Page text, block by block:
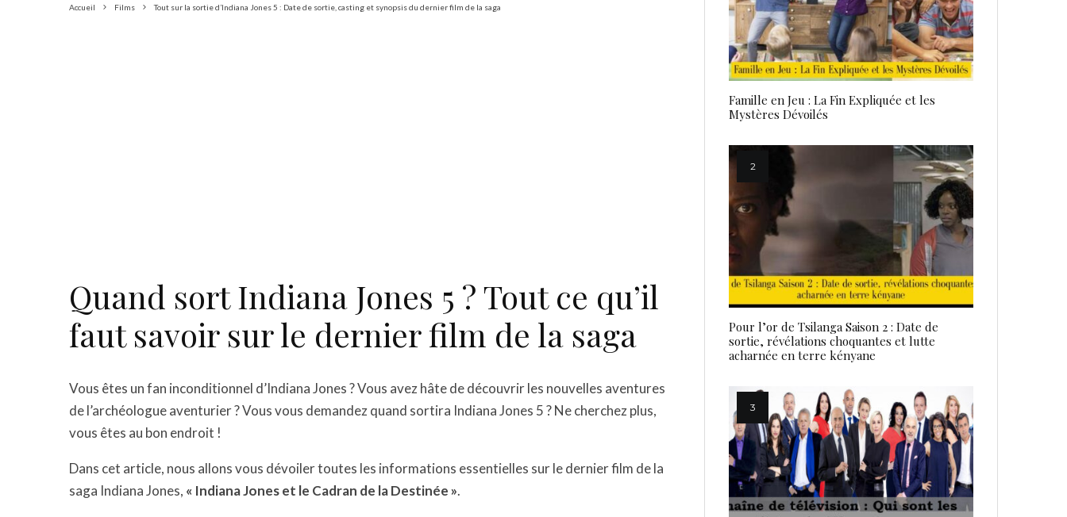
Accueil Films Tout sur la sortie d’Indiana Jones 5 : Date de sortie, casting et synopsis du dernier film de la saga
Quand sort Indiana Jones 5 ? Tout ce qu’il
faut savoir sur le dernier film de la saga
Vous êtes un fan inconditionnel d’Indiana Jones ? Vous avez hâte de découvrir les nouvelles aventures
de l’archéologue aventurier ? Vous vous demandez quand sortira Indiana Jones 5 ? Ne cherchez plus,
vous êtes au bon endroit !
Dans cet article, nous allons vous dévoiler toutes les informations essentielles sur le dernier film de la
saga Indiana Jones, « Indiana Jones et le Cadran de la Destinée ».
Famille en Jeu : La Fin Expliquée et les
Mystères Dévoilés
Pour l’or de Tsilanga Saison 2 : Date de
sortie, révélations choquantes et lutte
acharnée en terre kényane